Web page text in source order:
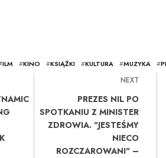
#KINO #KSIĄŻKI #KULTURA #MUZYKA #
NEXT
PREZES NIL PO
SPOTKANIU Z MINISTER
ZDROWIA. "JESTEŚMY
NIECO
ROZCZAROWANI" –